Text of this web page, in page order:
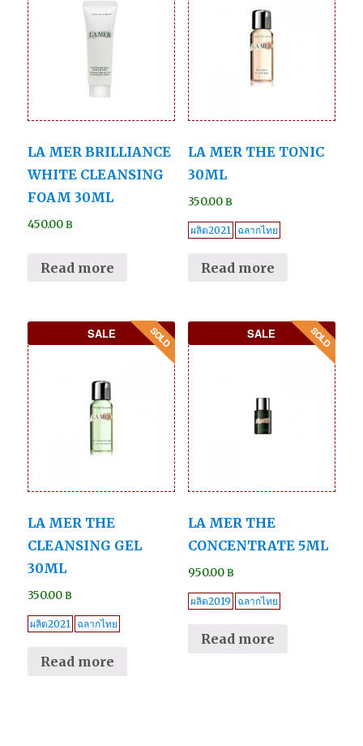
LA MER BRILLIANCE
WHITE CLEANSING
FOAM 30ML
450.00฿
Read more
LA MER THE TONIC
30ML
350.00฿
ผลิต2021 ฉลากไทย
Read more
SALE
LA MER THE
CLEANSING GEL
30ML
350.00฿
ผลิต2021 ฉลากไทย
Read more
SALE
LA MER THE
CONCENTRATE 5ML
950.00฿
ผลิต2019 ฉลากไทย
Read more